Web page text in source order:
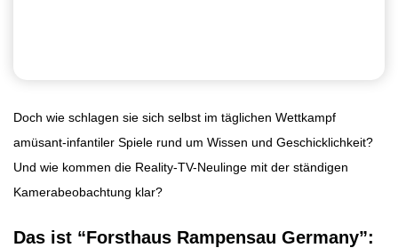
Doch wie schlagen sie sich selbst im täglichen Wettkampf
amüsant-infantiler Spiele rund um Wissen und Geschicklichkeit?
Und wie kommen die Reality-TV-Neulinge mit der ständigen
Kamerabeobachtung klar?
Das ist “Forsthaus Rampensau Germany”: